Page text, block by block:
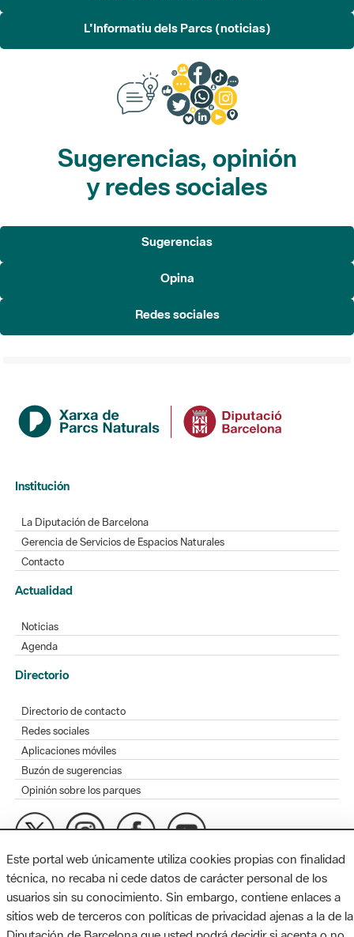
L'Informatiu dels Parcs (noticias)
Sugerencias, opinión
y redes sociales
Sugerencias
Opina
Redes sociales
Institución
La Diputación de Barcelona
Gerencia de Servicios de Espacios Naturales
Contacto
Actualidad
Noticias
Agenda
Directorio
Directorio de contacto
Redes sociales
Aplicaciones móviles
Buzón de sugerencias
Opinión sobre los parques
MAPA WEB AVISO LEGAL ACCESIBILIDAD
Diputación de Barcelona. Edifici Llacuna, 1a planta. Badajoz, 49.
08005 Barcelona. Tel. 934 022 428 / xarxaparcs@diba.cat
Este portal web únicamente utiliza cookies propias con finalidad
técnica, no recaba ni cede datos de carácter personal de los
usuarios sin su conocimiento. Sin embargo, contiene enlaces a
sitios web de terceros con políticas de privacidad ajenas a la de la